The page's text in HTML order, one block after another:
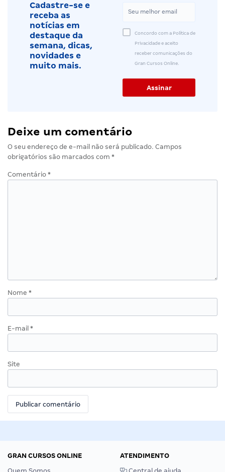
Cadastre-se e
receba as
notícias em
destaque da
semana, dicas,
novidades e
muito mais.
Concordo com a Política de
Privacidade e aceito
receber comunicações do
Gran Cursos Online.
Deixe um comentário
O seu endereço de e-mail não será publicado. Campos
obrigatórios são marcados com *
Comentário *
Nome *
E-mail *
Site
GRAN CURSOS ONLINE
ATENDIMENTO